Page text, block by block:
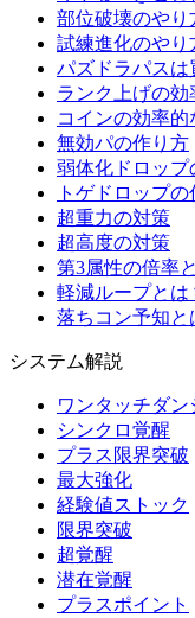
部位破壊のやり
試練進化のやり
パズドラパスは
ランク上げの効
コインの効率的
無効パの作り方
弱体化ドロップ
トゲドロップ
超重力の対策
超高度の対策
第3属性の倍率
軽減ループとは
落ちコン予知と
システム解説
ワンタッチダン
シンクロ覚醒
プラス限界突破
最大強化
経験値ストック
限界突破
超覚醒
潜在覚醒
プラスポイント